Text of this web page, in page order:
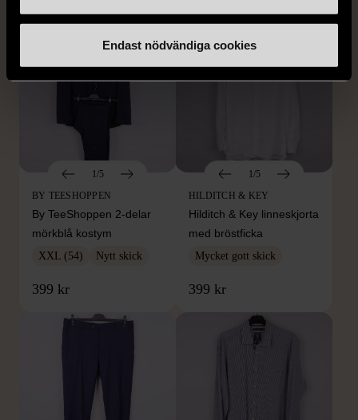
Endast nödvändiga cookies
1/5
BY TEESHOPPEN
By TeeShoppen 2-delar
mörkblå kostym
XXL (54) Nytt skick
399 kr
1/5
HILDITCH & KEY
Hilditch & Key linneskjorta
med bröstficka
Mycket gott skick
399 kr